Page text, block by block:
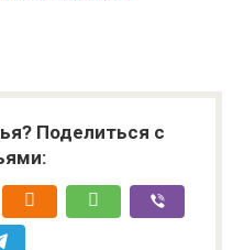
Поделиться с